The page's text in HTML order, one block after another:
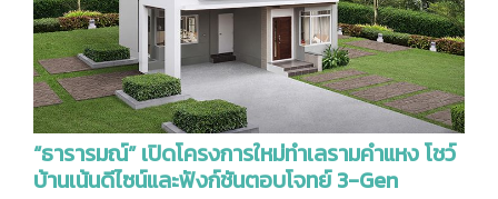
“ธารารมณ์” เปิดโครงการใหม่ทำเลรามคำแหง โชว์
บ้านเน้นดีไซน์และฟังก์ชันตอบโจทย์ 3-Gen